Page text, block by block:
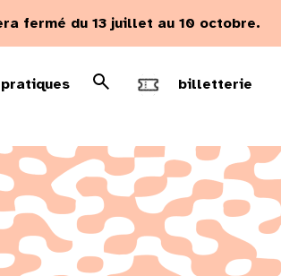
fermé du 13 juillet au 10 octobre.
Recherche
Rechercher billetterie